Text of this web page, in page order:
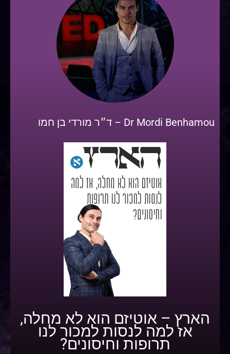
Dr Mordi Benhamou – ד״ר מורדי בן חמו
הארץ – אוטיזם הוא לא מחלה,
אז למה לנסות למכור לנו
תרופות וחיסונים?